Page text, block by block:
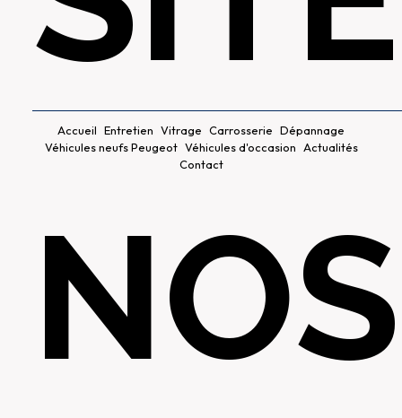
Accueil Entretien Vitrage Carrosserie Dépannage
Véhicules neufs Peugeot Véhicules d'occasion Actualités
Contact
NOS